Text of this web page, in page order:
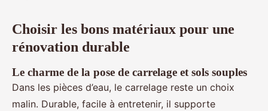
Choisir les bons matériaux pour une
rénovation durable
Le charme de la pose de carrelage et sols souples
Dans les pièces d’eau, le carrelage reste un choix
malin. Durable, facile à entretenir, il supporte